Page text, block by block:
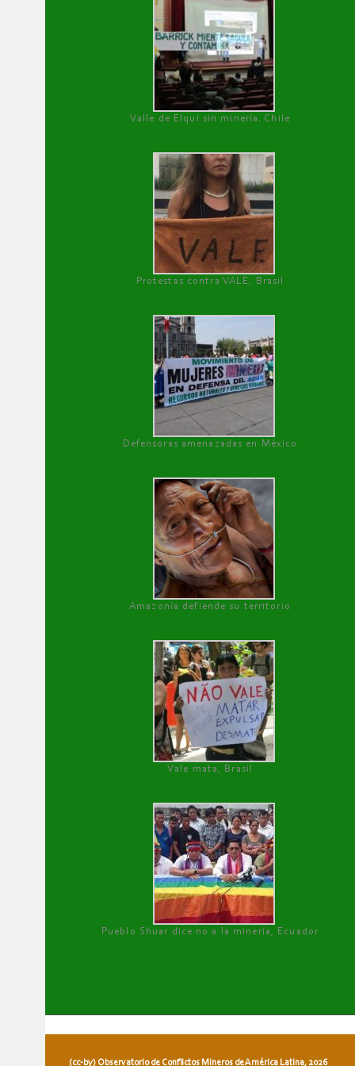
Valle de Elqui sin minería. Chile
Protestas contra VALE, Brasil
Defensoras amenazadas en México
Amazonía defiende su territorio
Vale mata, Brasil
Pueblo Shuar dice no a la minería, Ecuador
(cc-by) Observatorio de Conflictos Mineros de América Latina, 2026